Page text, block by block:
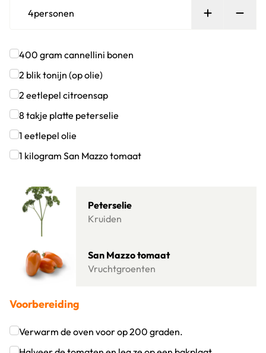
4personen Persoon
400 gram cannellini bonen
Klik om dit selectievakje aan te vinken
2 bliktonijn (op olie)
Klik om dit selectievakje aan te vinken
2 eetlepel citroensap
Klik om dit selectievakje aan te vinken
8 takje platte peterselie
Klik om dit selectievakje aan te vinken
1 eetlepel olie
Klik om dit selectievakje aan te vinken
1 kilogram San Mazzo tomaat
Peterselie
Kruiden
Lees meer over Peterselie
San Mazzo tomaat
Vruchtgroenten
Voorbereiding
Verwarm de oven voor op 200 graden.